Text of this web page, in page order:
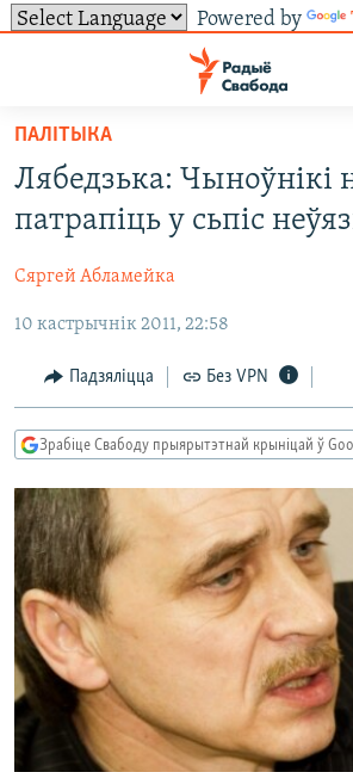
Powered by
ўнівэрсальнага
доступу
Перайсьці
да
галоўнага
Перайсьці
да
навігацыі
Перайсьці
да
пошуку
НАВІНЫ
ЛЮДЗІ
ПАЛІТЫКА
ЭКАНОМІКА
БЕЛАРУСЫ НА ВАЙНЕ
ПАЛІТВЯЗЬНІ
КУЛЬТУРА
КАЛЯНДАР
ТОЛЬКІ НА СВАБОДЗЕ
БЛОГІ
ГІСТОРЫЯ НА СВАБОДЗЕ
ПАДКАСТЫ
АЎДЫЁКНІГІ
PREMIUM
МОВА
НА ХВАЛЯХ СВАБОДЫ
СУВЯЗЬ
АБЫСЬЦІ БЛЯКАВАНЬНЕ
ПАДЗЯЛІЦЦА ІНФАРМАЦЫЯЙ
ПАДПІСАЦЦА
RSS
ПАДКАСТЫ
TWITTER
Усе сайты РС/РСЭ
ПАЛІТЫКА
Лябедзька: Чыноўнікі
патрапіць у сьпіс
Сяргей Абламейка
10 кастрычнік 2011, 22:58
Падзяліцца Без VPN
Зрабіце Свабоду прыярытэтнай крыніцай ў